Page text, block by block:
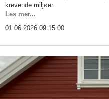
krevende miljøer.
Les mer...
01.06.2026 09.15.00